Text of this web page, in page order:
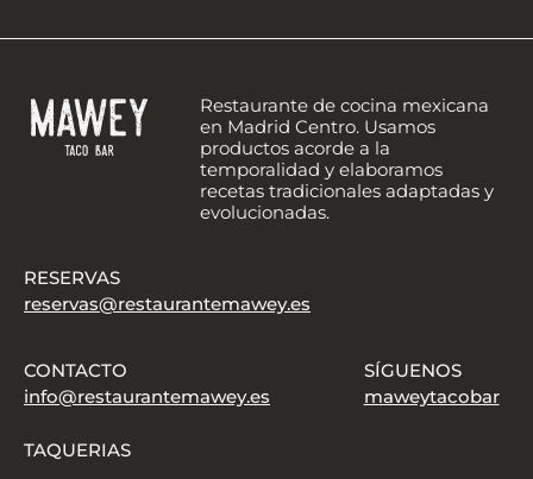
Restaurante de cocina mexicana
en Madrid Centro. Usamos
productos acorde a la
temporalidad y elaboramos
recetas tradicionales adaptadas y
evolucionadas.
RESERVAS
reservas@restaurantemawey.es
CONTACTO
info@restaurantemawey.es
SÍGUENOS
maweytacobar
TAQUERIAS